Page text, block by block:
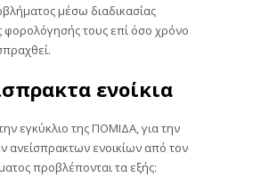
μέσω διαδικασίας
φορολόγησής τους επί όσο χρόνο
ενοίκια
εγκύκλιο της ΠΟΜΙΔΑ, για την
ανείσπρακτων ενοικίων από τον
προβλέπονται τα εξής: